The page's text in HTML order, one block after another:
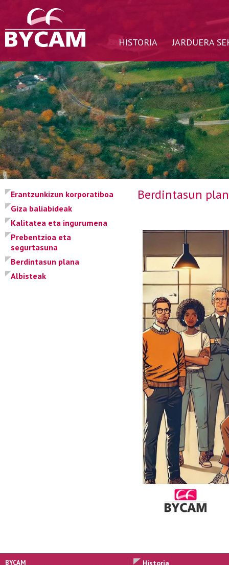
HISTORIA JARDUERA
Erantzunkizun korporatiboa
Giza baliabideak
Kalitatea eta ingurumena
Prebentzioa eta
segurtasuna
Berdintasun plana
Albisteak
Berdintasun
BYCAM
Historia